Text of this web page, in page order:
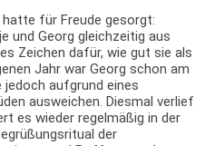
hatte für Freude gesorgt:
und Georg gleichzeitig aus
Zeichen dafür, wie gut sie als
Jahr war Georg schon am
aufgrund eines
ausweichen. Diesmal verlief
es wieder regelmäßig in der
der